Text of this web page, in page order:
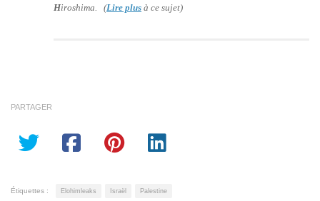
Hiroshima. (Lire plus à ce sujet)
PARTAGER
Étiquettes : Elohimleaks Israël Palestine